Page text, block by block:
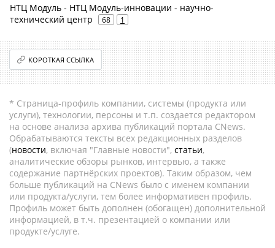
НТЦ Модуль - НТЦ Модуль-инновации - научно-
технический центр
68 1
КОРОТКАЯ ССЫЛКА
* Страница-профиль компании, системы (продукта или
услуги), технологии, персоны и т.п. создается редактором
на основе анализа архива публикаций портала CNews.
Обрабатываются тексты всех редакционных разделов
(новости, включая "Главные новости", статьи,
аналитические обзоры рынков, интервью, а также
содержание партнёрских проектов). Таким образом, чем
больше публикаций на CNews было с именем компании
или продукта/услуги, тем более информативен профиль.
Профиль может быть дополнен (обогащен) дополнительной
информацией, в т.ч. презентацией о компании или
продукте/услуге.